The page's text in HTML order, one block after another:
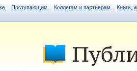
Поступающим Коллегам и партнерам Книги,